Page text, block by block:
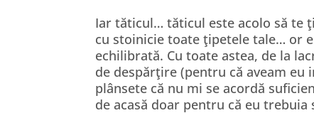
Iar tăticul… tăticul este acolo să te
cu stoinicie toate ţipetele tale… or
echilibrată. Cu toate astea, de la
de despărţire (pentru că aveam eu
plânsete că nu mi se acordă
de acasă doar pentru că eu trebuia